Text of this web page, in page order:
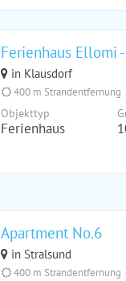
Ferienhaus Ellomi
in Klausdorf
400 m Strandentfernung
Objekttyp
Ferienhaus
Apartment No.6
in Stralsund
400 m Strandentfernung